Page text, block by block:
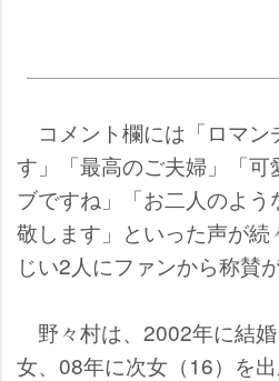
コメント欄には「ロマン
す」「最高のご夫婦」「可
ブですね」「お二人のよ
敬します」といった声が続
じい2人にファンから称賛
野々村は、2002年に結
女、08年に次女（16）を